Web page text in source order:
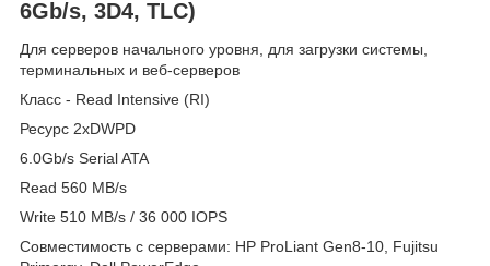
6Gb/s, 3D4, TLC)
Для серверов начального уровня, для загрузки системы,
терминальных и веб-серверов
Класс - Read Intensive (RI)
Ресурс 2xDWPD
6.0Gb/s Serial ATA
Read 560 MB/s
Write 510 MB/s / 36 000 IOPS
Совместимость с серверами: HP ProLiant Gen8-10, Fujitsu